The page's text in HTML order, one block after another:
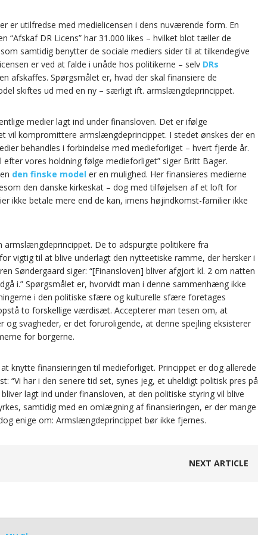
er utilfredse med medielicensen i dens nuværende form. En
“Afskaf DR Licens” har 31.000 likes – hvilket blot tæller de
samtidig benytter de sociale mediers sider til at tilkendegive
er ved at falde i unåde hos politikerne – selv DRs
afskaffes. Spørgsmålet er, hvad der skal finansiere de
skiftes ud med en ny – særligt ift. armslængdeprincippet.
medier lagt ind under finansloven. Det er ifølge
vil kompromittere armslængdeprincippet. I stedet ønskes der en
behandles i forbindelse med medieforliget – hvert fjerde år.
vores holdning følge medieforliget” siger Britt Bager.
den finske model er en mulighed. Her finansieres medierne
den danske kirkeskat – dog med tilføjelsen af et loft for
ikke betale mere end de kan, imens højindkomst-familier ikke
armslængdeprincippet. De to adspurgte politikere fra
vigtig til at blive underlagt den nytteetiske ramme, der hersker i
Søndergaard siger: “[Finansloven] bliver afgjort kl. 2 om natten
i.” Spørgsmålet er, hvorvidt man i denne sammenhæng ikke
i den politiske sfære og kulturelle sfære foretages
to forskellige værdisæt. Accepterer man tesen om, at
og svagheder, er det foruroligende, at denne spejling eksisterer
for borgerne.
knytte finansieringen til medieforliget. Princippet er dog allerede
“Vi har i den senere tid set, synes jeg, et uheldigt politisk pres på
lagt ind under finansloven, at den politiske styring vil blive
samtidig med en omlægning af finansieringen, er der mange
enige om: Armslængdeprincippet bør ikke fjernes.
NEXT ARTICLE